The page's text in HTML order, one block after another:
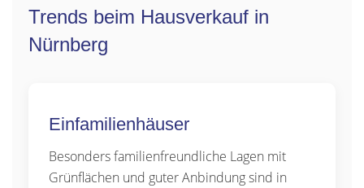
Trends beim Hausverkauf in
Nürnberg
Einfamilienhäuser
Besonders familienfreundliche Lagen mit
Grünflächen und guter Anbindung sind in